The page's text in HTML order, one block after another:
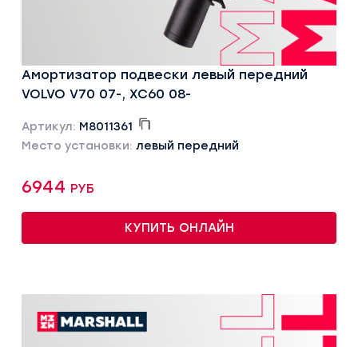
Амортизатор подвески левый передний
VOLVO V70 07-, XC60 08-
Артикул: M8011361
Место установки: левый передний
6944 руб
КУПИТЬ ОНЛАЙН